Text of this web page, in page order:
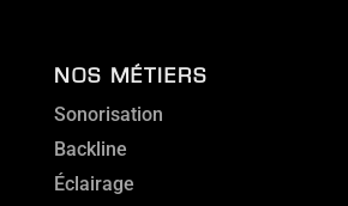
NOS MÉTIERS
Sonorisation
Backline
Éclairage